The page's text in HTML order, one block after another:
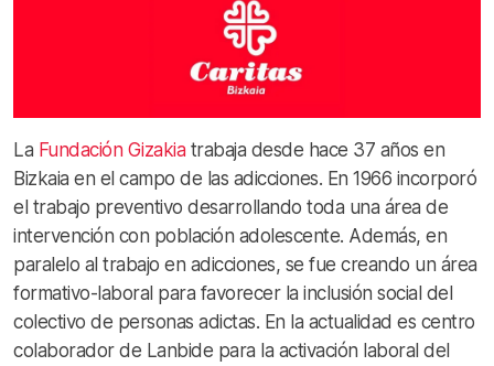
La Fundación Gizakiatrabaja desde hace 37 años en
Bizkaia en el campo de las adicciones. En 1966 incorporó
el trabajo preventivo desarrollando toda una área de
intervención con población adolescente. Además, en
paralelo al trabajo en adicciones, se fue creando un área
formativo-laboral para favorecer la inclusión social del
colectivo de personas adictas. En la actualidad es centro
colaborador de Lanbide para la activación laboral del